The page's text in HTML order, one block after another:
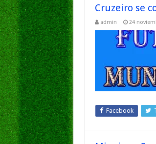
Cruzeiro se
admin 24
Facebook